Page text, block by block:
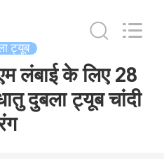
ट्यूब
लंबाई के लिए 28
दुबला ट्यूब चांदी